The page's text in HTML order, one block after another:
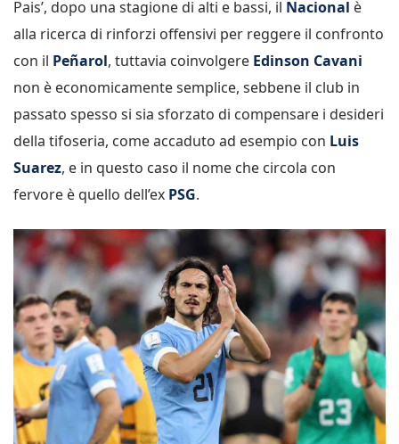
Pais’, dopo una stagione di alti e bassi, il Nacional è
alla ricerca di rinforzi offensivi per reggere il confronto
con il Peñarol, tuttavia coinvolgere Edinson Cavani
non è economicamente semplice, sebbene il club in
passato spesso si sia sforzato di compensare i desideri
della tifoseria, come accaduto ad esempio con Luis
Suarez, e in questo caso il nome che circola con
fervore è quello dell’ex PSG.